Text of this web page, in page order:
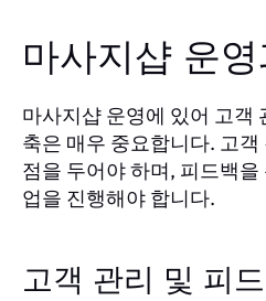
마사지샵 운
마사지샵 운영에 있어 고객
축은 매우 중요합니다. 고
점을 두어야 하며, 피드백
업을 진행해야 합니다.
고객 관리 및 피